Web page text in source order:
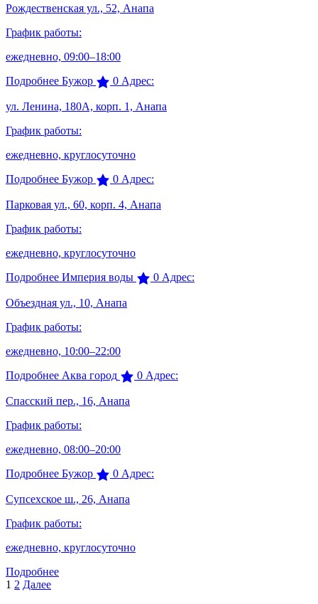
Рождественская ул., 52, Анапа
График работы:
ежедневно, 09:00–18:00
Подробнее Бужор 0 Адрес:
ул. Ленина, 180А, корп. 1, Анапа
График работы:
ежедневно, круглосуточно
Подробнее Бужор 0 Адрес:
Парковая ул., 60, корп. 4, Анапа
График работы:
ежедневно, круглосуточно
Подробнее Империя воды 0 Адрес:
Объездная ул., 10, Анапа
График работы:
ежедневно, 10:00–22:00
Подробнее Аква город 0 Адрес:
Спасский пер., 16, Анапа
График работы:
ежедневно, 08:00–20:00
Подробнее Бужор 0 Адрес:
Супсехское ш., 26, Анапа
График работы:
ежедневно, круглосуточно
Подробнее
1 2 Далее